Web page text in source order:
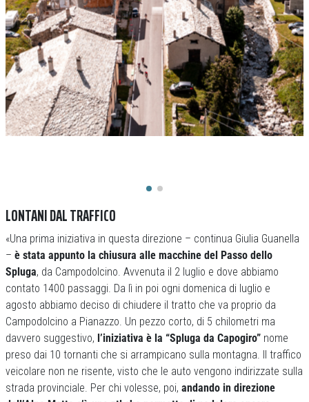
LONTANI DAL TRAFFICO
«Una prima iniziativa in questa direzione – continua Giulia Guanella
– è stata appunto la chiusura alle macchine del Passo dello
Spluga, da Campodolcino. Avvenuta il 2 luglio e dove abbiamo
contato 1400 passaggi. Da lì in poi ogni domenica di luglio e
agosto abbiamo deciso di chiudere il tratto che va proprio da
Campodolcino a Pianazzo. Un pezzo corto, di 5 chilometri ma
davvero suggestivo, l’iniziativa è la “Spluga da Capogiro” nome
preso dai 10 tornanti che si arrampicano sulla montagna. Il traffico
veicolare non ne risente, visto che le auto vengono indirizzate sulla
strada provinciale. Per chi volesse, poi, andando in direzione